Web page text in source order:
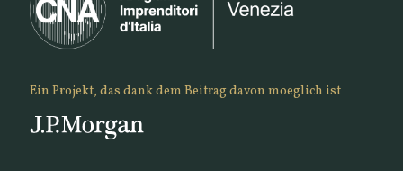
Ein Projekt, das dank dem Beitrag davon moeglich ist